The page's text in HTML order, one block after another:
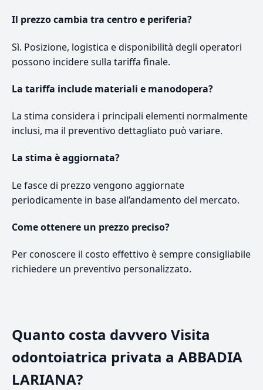
Il prezzo cambia tra centro e periferia?
Sì. Posizione, logistica e disponibilità degli operatori
possono incidere sulla tariffa finale.
La tariffa include materiali e manodopera?
La stima considera i principali elementi normalmente
inclusi, ma il preventivo dettagliato può variare.
La stima è aggiornata?
Le fasce di prezzo vengono aggiornate
periodicamente in base all’andamento del mercato.
Come ottenere un prezzo preciso?
Per conoscere il costo effettivo è sempre consigliabile
richiedere un preventivo personalizzato.
Quanto costa davvero Visita
odontoiatrica privata a ABBADIA
LARIANA?